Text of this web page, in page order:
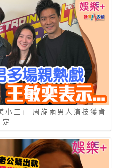
小三」 周旋兩男人演技獲肯
定